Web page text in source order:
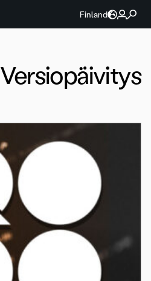
Finland
Versiopäivitys